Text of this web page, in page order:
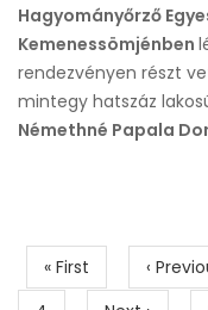
Hagyományőrző
Kemenessömjénben
rendezvényen részt
mintegy hatszáz
Némethné Papala
Oldalszámozás
Első
oldal
« First
Előző
oldal
‹